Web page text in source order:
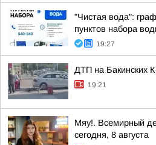
"Чистая вода":
пунктов набора
19:27
ДТП на Бакинских
19:21
Мяу!. Всемирный
сегодня, 8 августа